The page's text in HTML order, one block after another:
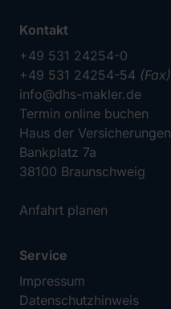
Kontakt
+49 531 24254-0
+49 531 24254-54 (Fax)
info@dhs-makler.de
Termin online buchen
Haus der Versicherungen
Bankplatz 7a
38100 Braunschweig
Anfahrt planen
Service
Impressum
Datenschutzhinweis